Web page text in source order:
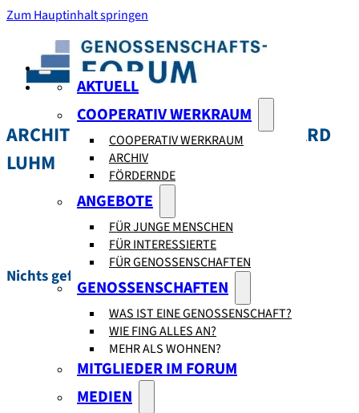
Zum Hauptinhalt springen
AKTUELL
COOPERATIV WERKRAUM
COOPERATIV WERKRAUM
ARCHIV
FÖRDERNDE
ANGEBOTE
FÜR JUNGE MENSCHEN
FÜR INTERESSIERTE
FÜR GENOSSENSCHAFTEN
GENOSSENSCHAFTEN
WAS IST EINE GENOSSENSCHAFT?
WIE FING ALLES AN?
MEHR ALS WOHNEN?
MITGLIEDER IM FORUM
MEDIEN
ARCHITEKTURSCHAFFENDE: GERHARD
LUHM
Nichts gefunden.